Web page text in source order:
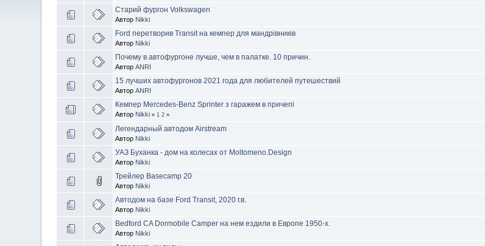
Старий фургон Volkswagen
Автор Nikki
Ford перетворив Transit на кемпер для мандрівників
Автор Nikki
Почему в автофургоне лучше, чем в палатке. 10 причин.
АвторANRI
15 лучших автофургонов 2021 года для любителей путешествий
АвторANRI
Кемпер Mercedes-Benz Sprinter з гаражем в причепі
Автор Nikki «1 2 »
Легендарный автодом Airstream
Автор Nikki
УАЗ Буханка - дом на колесах от Moltomeno.Design
Автор Nikki
Трейлер Basecamp 20
Автор Nikki
Автодом на базе Ford Transit, 2020 г.в.
Автор Nikki
Bedford CA Dormobile Camper на нем ездили в Европе 1950-х.
Автор Nikki